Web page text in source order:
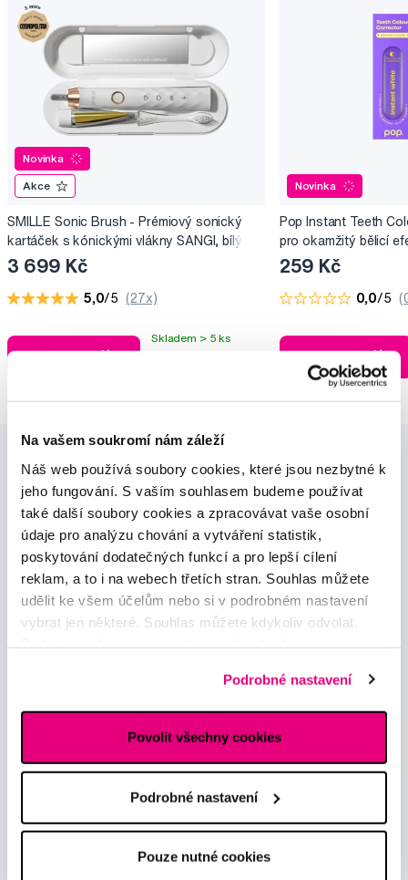
Na vašem soukromí nám záleží
Náš web používá soubory cookies, které jsou nezbytné k
jeho fungování. S vaším souhlasem budeme používat
také další soubory cookies a zpracovávat vaše osobní
údaje pro analýzu chování a vytváření statistik,
poskytování dodatečných funkcí a pro lepší cílení
reklam, a to i na webech třetích stran. Souhlas můžete
udělit ke všem účelům nebo si v podrobném nastavení
vybrat jen některé. Souhlas můžete kdykoliv odvolat.
Podrobné nastavení
Povolit všechny cookies
Podrobné nastavení
Pouze nutné cookies
Novinka
Akce
SMILLE Sonic Brush - Prémiový sonický
kartáček s kónickými vlákny SANGI, bílý
3 699 Kč
5,0/5 (27x)
Skladem > 5 ks
Novinka
Pop Instant Teeth
pro okamžitý bělicí
259 Kč
0,0/5
Novinky a nabídky
Odebírat
Chci dostávat informace o novinkách a akčních nabídkách